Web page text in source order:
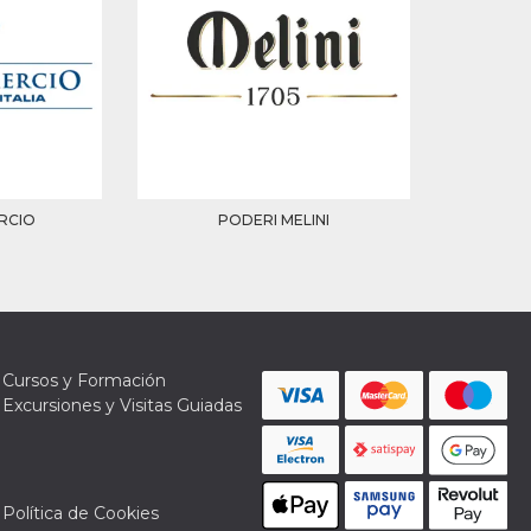
PODERI MELINI
Cursos y Formación
Excursiones y Visitas Guiadas
Política de Cookies